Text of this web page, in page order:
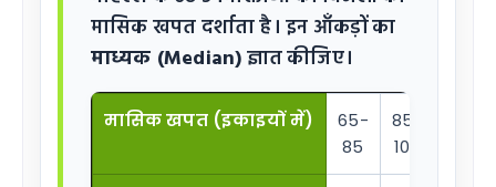
मासिक खपत दर्शाता है। इन आँकड़ों का
माध्यक (Median)ज्ञात कीजिए।
मासिक खपत (इकाइयों में)
65-
85
85-
105